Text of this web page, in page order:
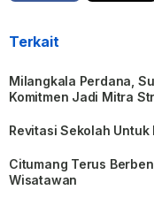
Terkait
Milangkala Perdana,
Komitmen Jadi Mitra
Revitasi Sekolah
Citumang Terus
Wisatawan